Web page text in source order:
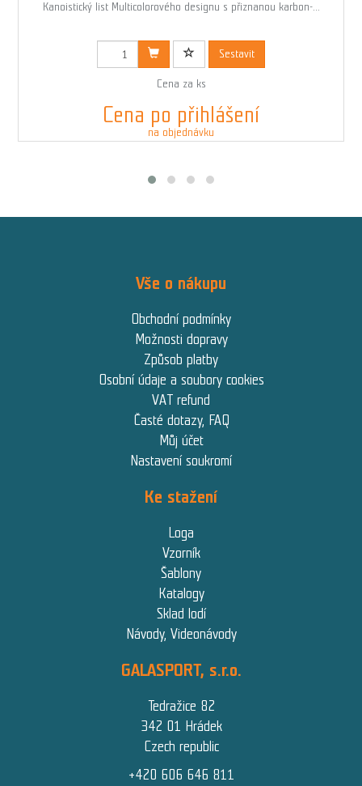
Kanoistický list Multicolorového designu s přiznanou karbon-...
Kód: 00633RED
Sestavit
Cena za ks
Cena po přihlášení
na objednávku
Vše o nákupu
Obchodní podmínky
Možnosti dopravy
Způsob platby
Osobní údaje a soubory cookies
VAT refund
Časté dotazy, FAQ
Můj účet
Nastavení soukromí
Ke stažení
Loga
Vzorník
Šablony
Katalogy
Sklad lodí
Návody, Videonávody
GALASPORT, s.r.o.
Tedražice 82
342 01 Hrádek
Czech republic
+420 606 646 811